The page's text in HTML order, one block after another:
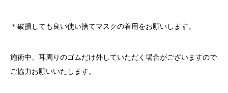
＊破損しても良い使い捨てマスクの着用をお願いします。
施術中、耳周りのゴムだけ外していただく場合がございますので
ご協力お願いいたします。